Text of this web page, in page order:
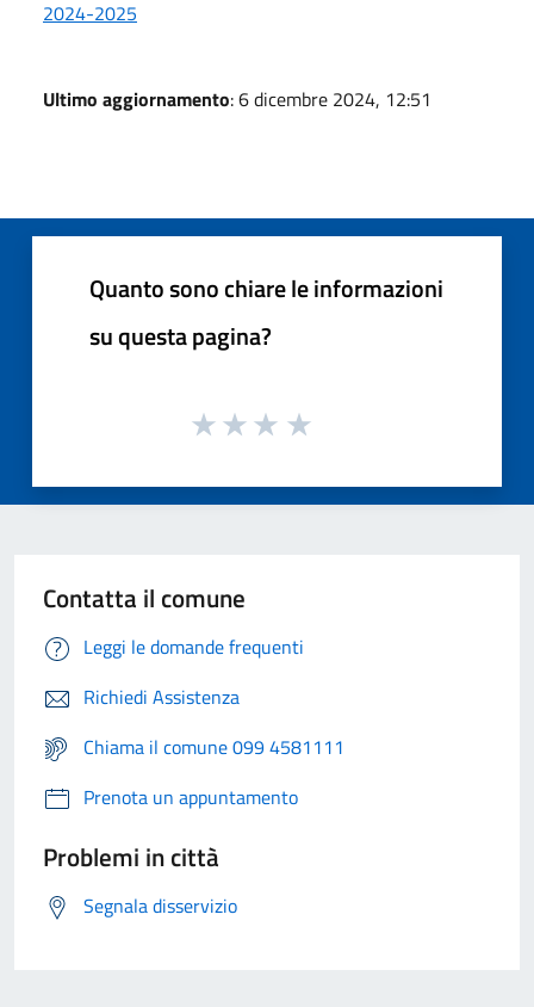
2024-2025
Ultimo aggiornamento: 6 dicembre 2024, 12:51
Quanto sono chiare le informazioni
su questa pagina?
Contatta il comune
Leggi le domande frequenti
Richiedi Assistenza
Chiama il comune 099 4581111
Prenota un appuntamento
Problemi in città
Segnala disservizio